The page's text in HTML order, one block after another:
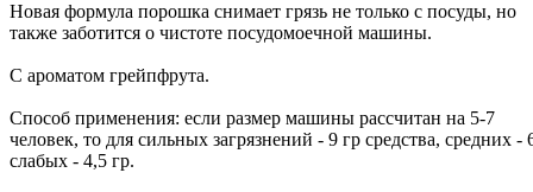
Новая формула порошка снимает грязь не только с посуды, но
также заботится о чистоте посудомоечной машины.
С ароматом грейпфрута.
Способ применения: если размер машины рассчитан на 5-7
человек, то для сильных загрязнений - 9 гр средства, средних -
слабых - 4,5 гр.